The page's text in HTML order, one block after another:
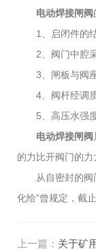
电动焊接闸阀
1、启闭件的结
2、阀门中腔采
3、闸板与阀座
4、阀杆经调质
5、高压水强度
电动焊接闸阀
的力比开阀门的
从自密封的阀门
化给”曾规定，截
上一篇： 关于矿